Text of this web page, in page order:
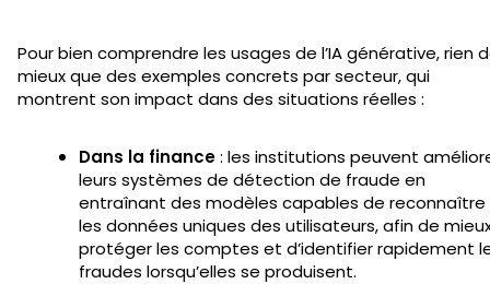
Pour bien comprendre les usages de l’IA générative, rien
mieux que des exemples concrets par secteur, qui
montrent son impact dans des situations réelles :
Dans la finance: les institutions peuvent
leurs systèmes de détection de fraude en
entraînant des modèles capables de reconnaître
les données uniques des utilisateurs, afin de
protéger les comptes et d’identifier rapidement
fraudes lorsqu’elles se produisent.